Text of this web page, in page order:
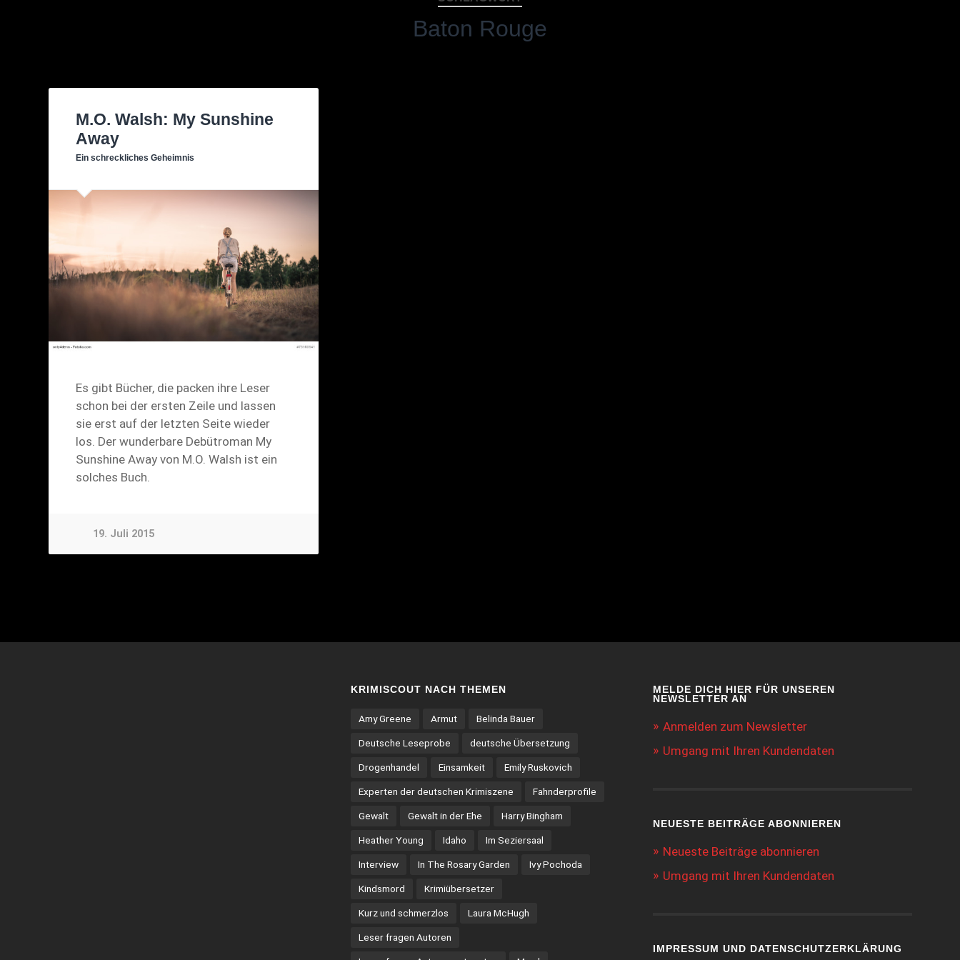
Baton Rouge
M.O. Walsh: My Sunshine
Away
Ein schreckliches Geheimnis
Es gibt Bücher, die packen ihre Leser
schon bei der ersten Zeile und lassen
sie erst auf der letzten Seite wieder
los. Der wunderbare Debütroman My
Sunshine Away von M.O. Walsh ist ein
solches Buch.
19. Juli 2015
KRIMISCOUT NACH THEMEN
Amy Greene Armut Belinda Bauer
Deutsche Leseprobe deutsche Übersetzung
Drogenhandel Einsamkeit Emily Ruskovich
Experten der deutschen Krimiszene Fahnderprofile
Gewalt Gewalt in der Ehe Harry Bingham
Heather Young Idaho Im Seziersaal
Interview In The Rosary Garden Ivy Pochoda
Kindsmord Krimiübersetzer
Kurz und schmerzlos Laura McHugh
Leser fragen Autoren
MELDE DICH HIER FÜR UNSEREN
NEWSLETTER AN
Anmelden zum Newsletter
Umgang mit Ihren Kundendaten
NEUESTE BEITRÄGE ABONNIEREN
Neueste Beiträge abonnieren
Umgang mit Ihren Kundendaten
IMPRESSUM UND DATENSCHUTZERKLÄRUNG